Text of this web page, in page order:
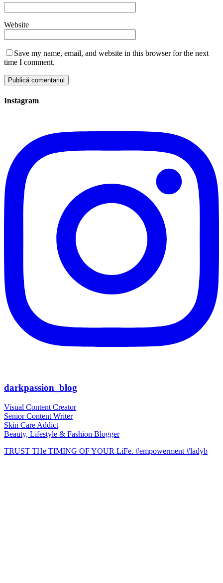
Website
Save my name, email, and website in this browser for the next
time I comment.
Instagram
darkpassion_blog
Visual Content Creator
Senior Content Writer
Skin Care Addict
Beauty, Lifestyle & Fashion Blogger
TRUST THe TIMING OF YOUR LiFe. #empowerment #ladyb